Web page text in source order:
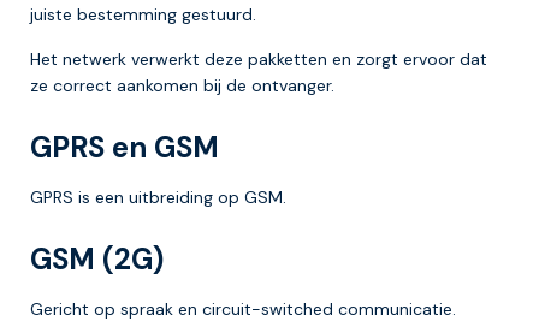
juiste bestemming gestuurd.
Het netwerk verwerkt deze pakketten en zorgt ervoor dat
ze correct aankomen bij de ontvanger.
GPRS en GSM
GPRS is een uitbreiding op GSM.
GSM (2G)
Gericht op spraak en circuit-switched communicatie.